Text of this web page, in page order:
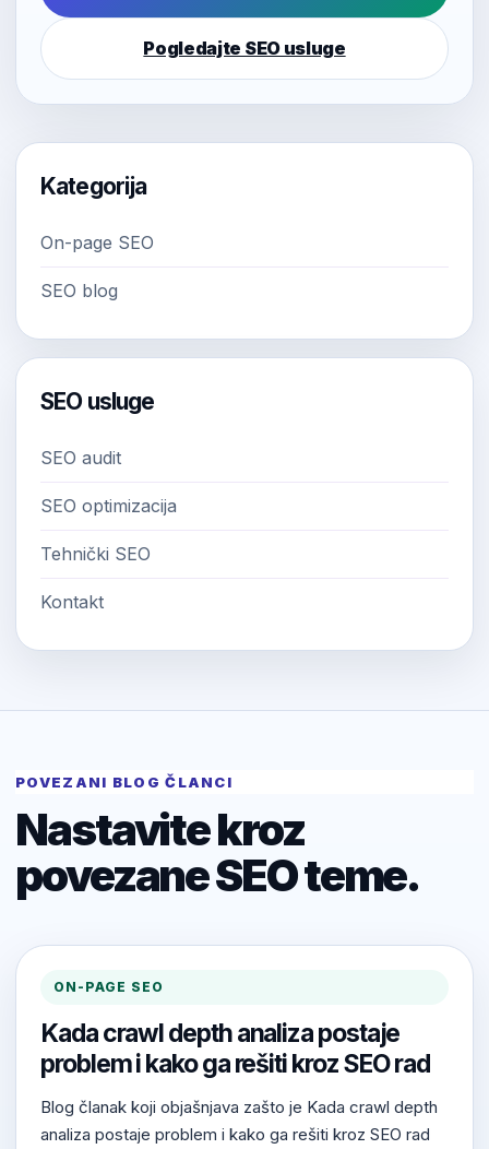
Pogledajte SEO usluge
Kategorija
On-page SEO
SEO blog
SEO usluge
SEO audit
SEO optimizacija
Tehnički SEO
Kontakt
POVEZANI BLOG ČLANCI
Nastavite kroz
povezane SEO teme.
ON-PAGE SEO
Kada crawl depth analiza postaje
problem i kako ga rešiti kroz SEO rad
Blog članak koji objašnjava zašto je Kada crawl depth
analiza postaje problem i kako ga rešiti kroz SEO rad